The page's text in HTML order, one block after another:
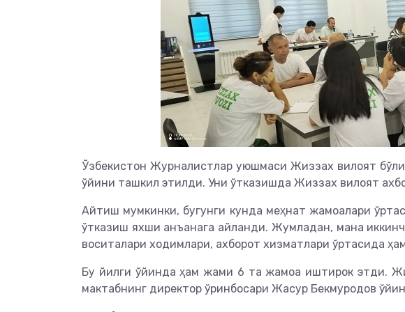
Ўзбекистон Журналистлар уюшмаси Жиззах вилоят
ўйини ташкил этилди. Уни ўтказишда Жиззах вилоят
Айтиш мумкинки, бугунги кунда меҳнат жамоалари
ўтказиш яхши анъанага айланди. Жумладан, мана
воситалари ходимлари, ахборот хизматлари ўртасида
Бу йилги ўйинда ҳам жами 6 та жамоа иштирок этди.
мактабнинг директор ўринбосари Жасур Бекмуродов